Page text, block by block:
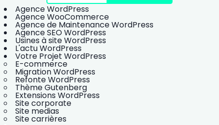
Agence WordPress
Agence WooCommerce
Agence de Maintenance WordPress
Agence SEO WordPress
Usines à site WordPress
L'actu WordPress
Votre Projet WordPress
E-commerce
Migration WordPress
Refonte WordPress
Thème Gutenberg
Extensions WordPress
Site corporate
Site medias
Site carrières